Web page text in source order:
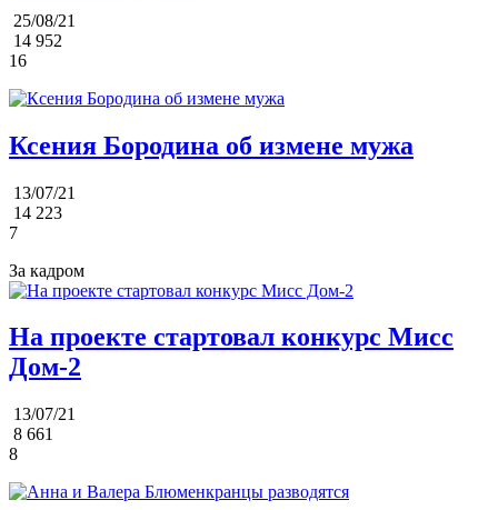
25/08/21
14 952
16
Ксения Бородина об измене мужа
13/07/21
14 223
7
За кадром
На проекте стартовал конкурс Мисс
Дом-2
13/07/21
8 661
8